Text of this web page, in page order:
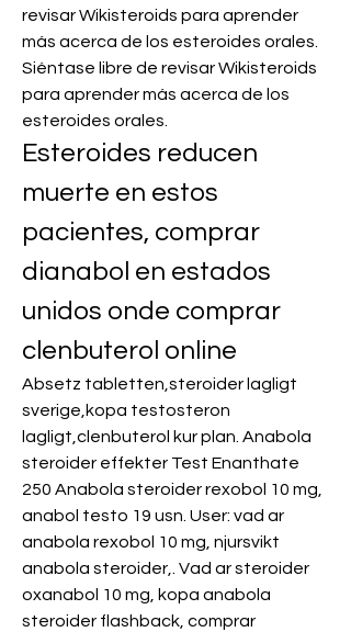
revisar Wikisteroids para aprender
más acerca de los esteroides orales.
Siéntase libre de revisar Wikisteroids
para aprender más acerca de los
esteroides orales.
Esteroides reducen
muerte en estos
pacientes, comprar
dianabol en estados
unidos onde comprar
clenbuterol online
Absetz tabletten,steroider lagligt
sverige,kopa testosteron
lagligt,clenbuterol kur plan. Anabola
steroider effekter Test Enanthate
250 Anabola steroider rexobol 10 mg,
anabol testo 19 usn. User: vad ar
anabola rexobol 10 mg, njursvikt
anabola steroider,. Vad ar steroider
oxanabol 10 mg, kopa anabola
steroider flashback, comprar